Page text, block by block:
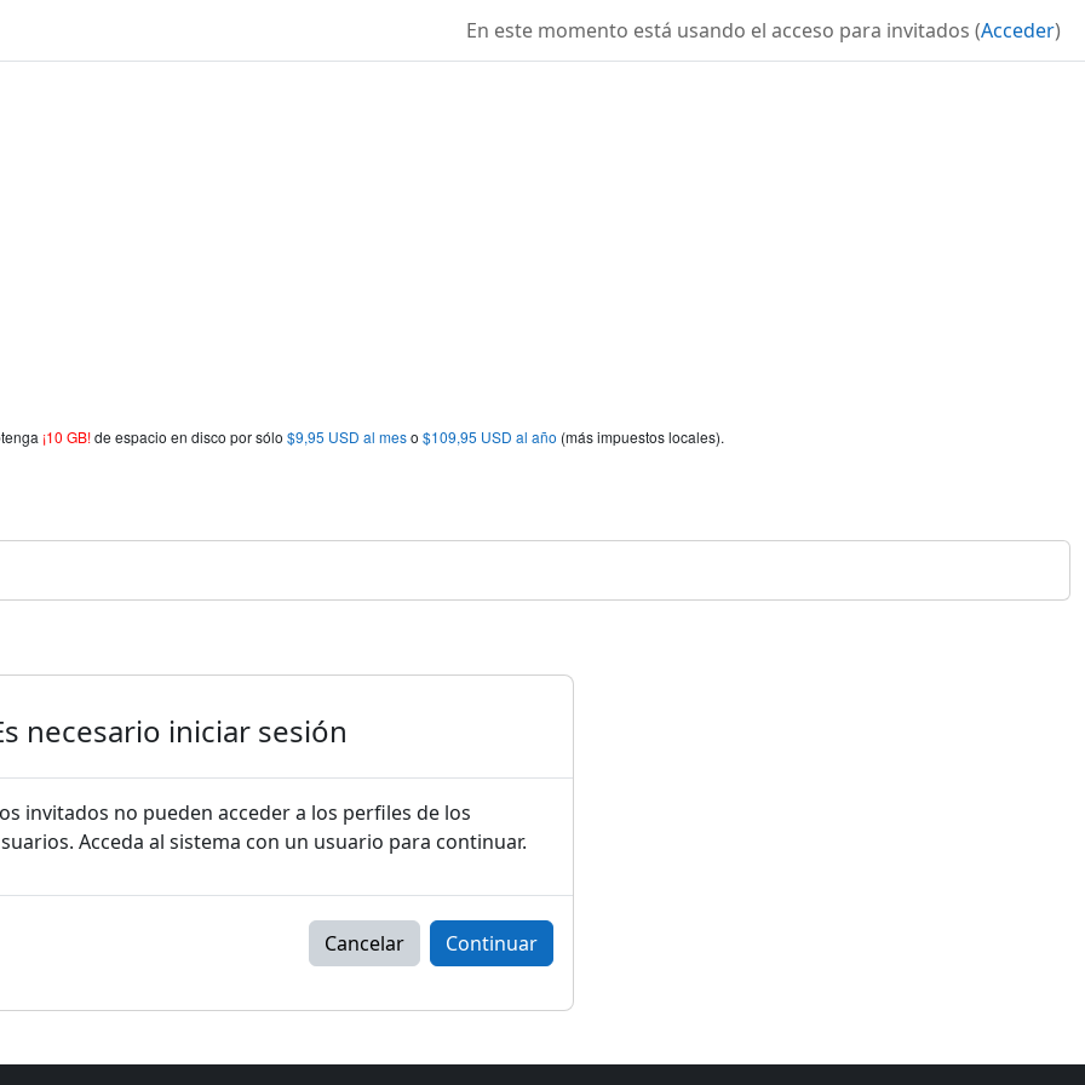
¡10 GB!de espacio en disco por sólo $9,95 USD al meso $109,95 USD al año (más impuestos locales).
En este momento está usando el acceso para invitados (Acceder)
necesario iniciar sesión
invitados no pueden acceder a los perfiles de los
Acceda al sistema con un usuario para continuar.
Cancelar Continuar